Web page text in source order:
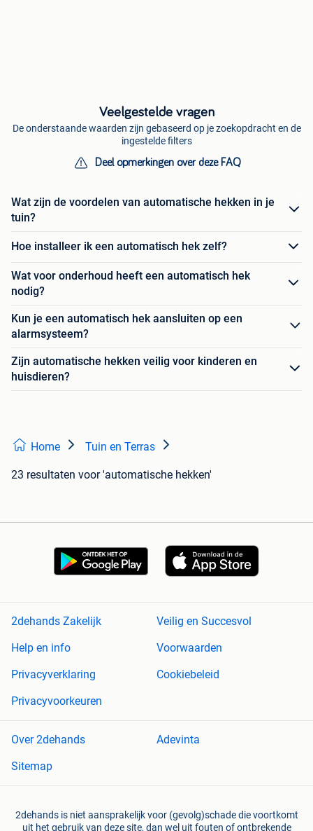
Veelgestelde vragen
De onderstaande waarden zijn gebaseerd op je zoekopdracht en de
ingestelde filters
Deel opmerkingen over deze FAQ
Wat zijn de voordelen van automatische hekken in je
tuin?
Hoe installeer ik een automatisch hek zelf?
Wat voor onderhoud heeft een automatisch hek
nodig?
Kun je een automatisch hek aansluiten op een
alarmsysteem?
Zijn automatische hekken veilig voor kinderen en
huisdieren?
Home Tuin en Terras
23 resultaten voor 'automatische hekken'
2dehands Zakelijk
Veilig en Succesvol
Help en info
Voorwaarden
Privacyverklaring
Cookiebeleid
Privacyvoorkeuren
Over 2dehands
Adevinta
Sitemap
2dehands is niet aansprakelijk voor (gevolg)schade die voortkomt
uit het gebruik van deze site, dan wel uit fouten of ontbrekende